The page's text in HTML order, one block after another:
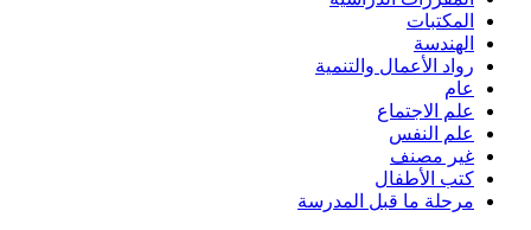
المكتبات
الهندسة
رواد الأعمال والتنمية
عام
علم الاجتماع
علم النفس
غير مصنف
كتب الأطفال
مرحلة ما قبل المدرسة